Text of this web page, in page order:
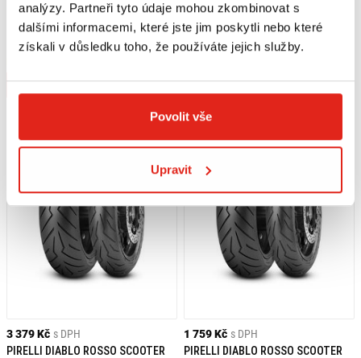
analýzy. Partneři tyto údaje mohou zkombinovat s
dalšími informacemi, které jste jim poskytli nebo které
získali v důsledku toho, že používáte jejich služby.
Povolit vše
Upravit
1 349 Kč s DPH
PIRELLI DIABLO ROSSO SCOOTER
PNEUMATIKA 120/70 - 13 M/C 53P
TL F
Koupit
1 059 Kč s DPH
PIRELLI DIABLO ROSSO SCOOTER
PNEUMATIKA 100/80 - 14 M/C 54S
TL REINF F/R
Koupit
3 379 Kč s DPH
PIRELLI DIABLO ROSSO SCOOTER
1 759 Kč s DPH
PIRELLI DIABLO ROSSO SCOOTER